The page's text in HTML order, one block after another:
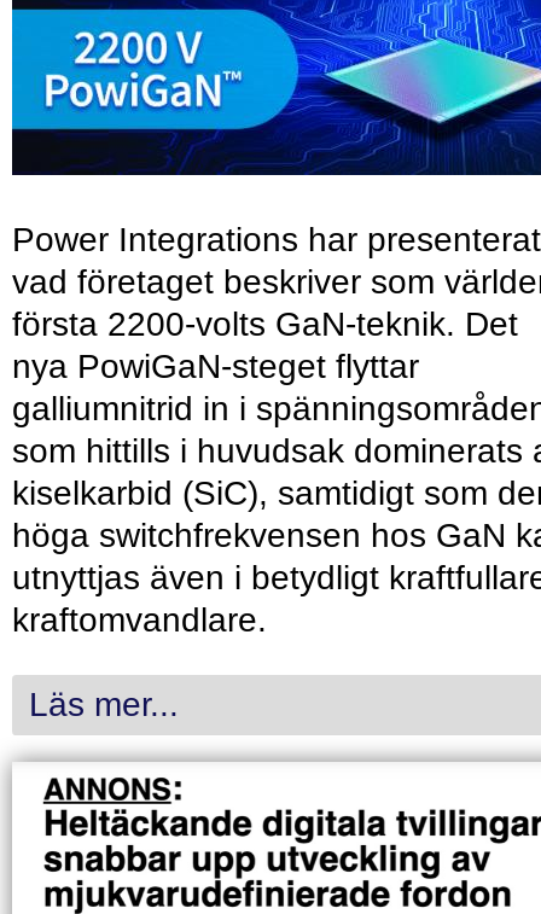
Power Integrations har presenterat
vad företaget beskriver som
första 2200-volts GaN-teknik. Det
nya PowiGaN-steget flyttar
galliumnitrid in i
som hittills i huvudsak dominerats
kiselkarbid (SiC), samtidigt som
höga switchfrekvensen hos GaN
utnyttjas även i betydligt
kraftomvandlare.
Läs mer...